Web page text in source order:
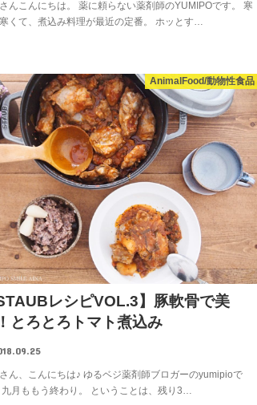
んこんにちは。 薬に頼らない薬剤師のYUMIPOです。 寒
くて、煮込み料理が最近の定番。 ホッとす…
AnimalFood/動物性食品
STAUBレシピVOL.3】豚軟骨で美
とろとろトマト煮込み
ん、こんにちは♪ ゆるベジ薬剤師ブロガーのyumipioで
九月ももう終わり。 ということは、残り3…